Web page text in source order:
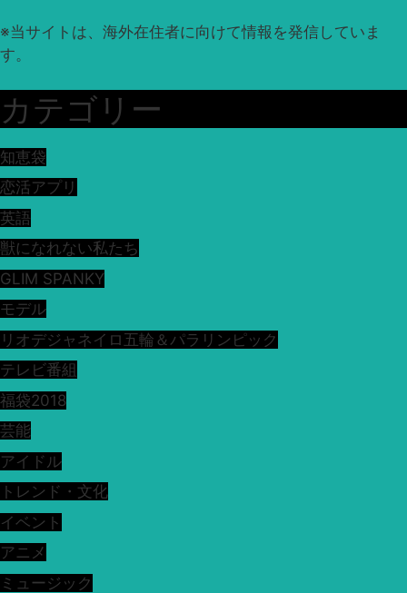
※当サイトは、海外在住者に向けて情報を発信していま
す。
カテゴリー
知恵袋
恋活アプリ
英語
獣になれない私たち
GLIM SPANKY
モデル
リオデジャネイロ五輪＆パラリンピック
テレビ番組
福袋2018
芸能
アイドル
トレンド・文化
イベント
アニメ
ミュージック